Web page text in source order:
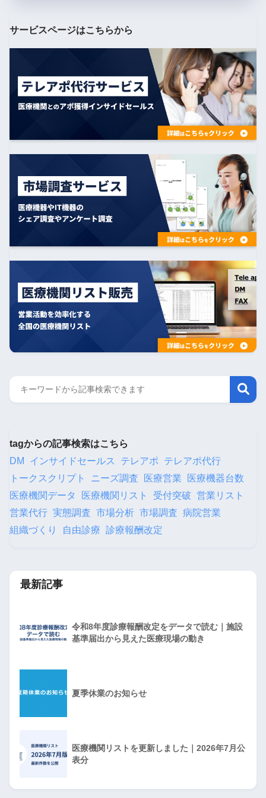
サービスページはこちらから
tagからの記事検索はこちら
DM
インサイドセールス テレアポ
テレアポ代行
トークスクリプト
ニーズ調査 医療営業
医療機器台数
医療機関データ
医療機関リスト 受付突破 営業リスト
営業代行 実態調査 市場分析 市場調査 病院営業
組織づくり
自由診療 診療報酬改定
最新記事
令和8年度診療報酬改定をデータで読む｜施設
基準届出から見えた医療現場の動き
夏季休業のお知らせ
医療機関リストを更新しました｜2026年7月公
表分